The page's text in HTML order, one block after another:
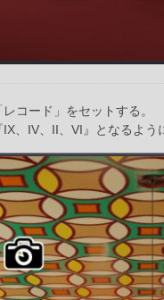
レコード」をセットする。
IX、IV、II、VI』となる